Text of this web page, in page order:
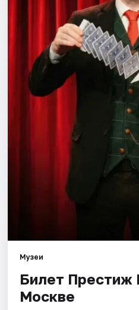
Города
Музеи
Билет Престиж
Москве